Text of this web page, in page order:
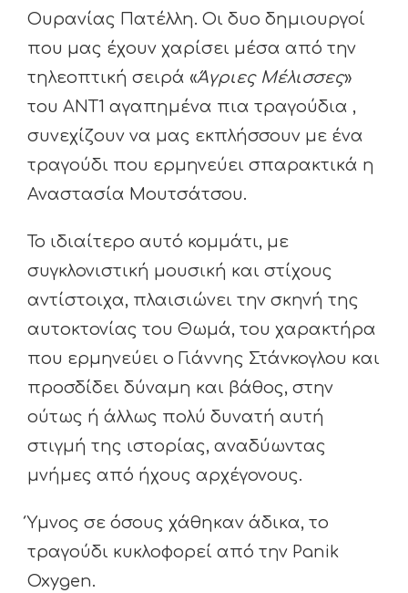
Ουρανίας Πατέλλη. Οι δυο δημιουργοί
που μας έχουν χαρίσει μέσα από την
τηλεοπτική σειρά «Άγριες Μέλισσες»
του ΑΝΤ1 αγαπημένα πια τραγούδια ,
συνεχίζουν να μας εκπλήσσουν με ένα
τραγούδι που ερμηνεύει σπαρακτικά η
Αναστασία Μουτσάτσου.
Το ιδιαίτερο αυτό κομμάτι, με
συγκλονιστική μουσική και στίχους
αντίστοιχα, πλαισιώνει την σκηνή της
αυτοκτονίας του Θωμά, του χαρακτήρα
που ερμηνεύει ο Γιάννης Στάνκογλου και
προσδίδει δύναμη και βάθος, στην
ούτως ή άλλως πολύ δυνατή αυτή
στιγμή της ιστορίας, αναδύωντας
μνήμες από ήχους αρχέγονους.
Ύμνος σε όσους χάθηκαν άδικα, το
τραγούδι κυκλοφορεί από την Panik
Oxygen.